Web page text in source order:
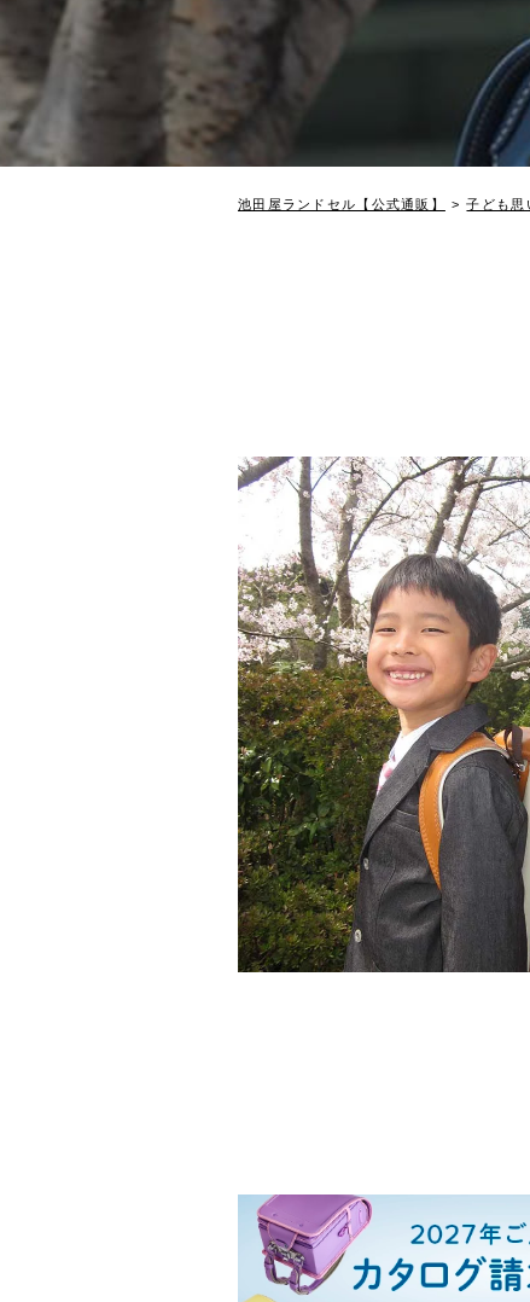
池田屋ランドセル【公式通販】 子ども思